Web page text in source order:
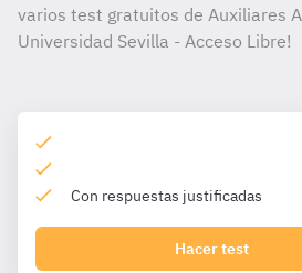
varios test gratuitos de Auxiliares
Universidad Sevilla - Acceso Libre!
Con respuestas justificadas
Hacer test